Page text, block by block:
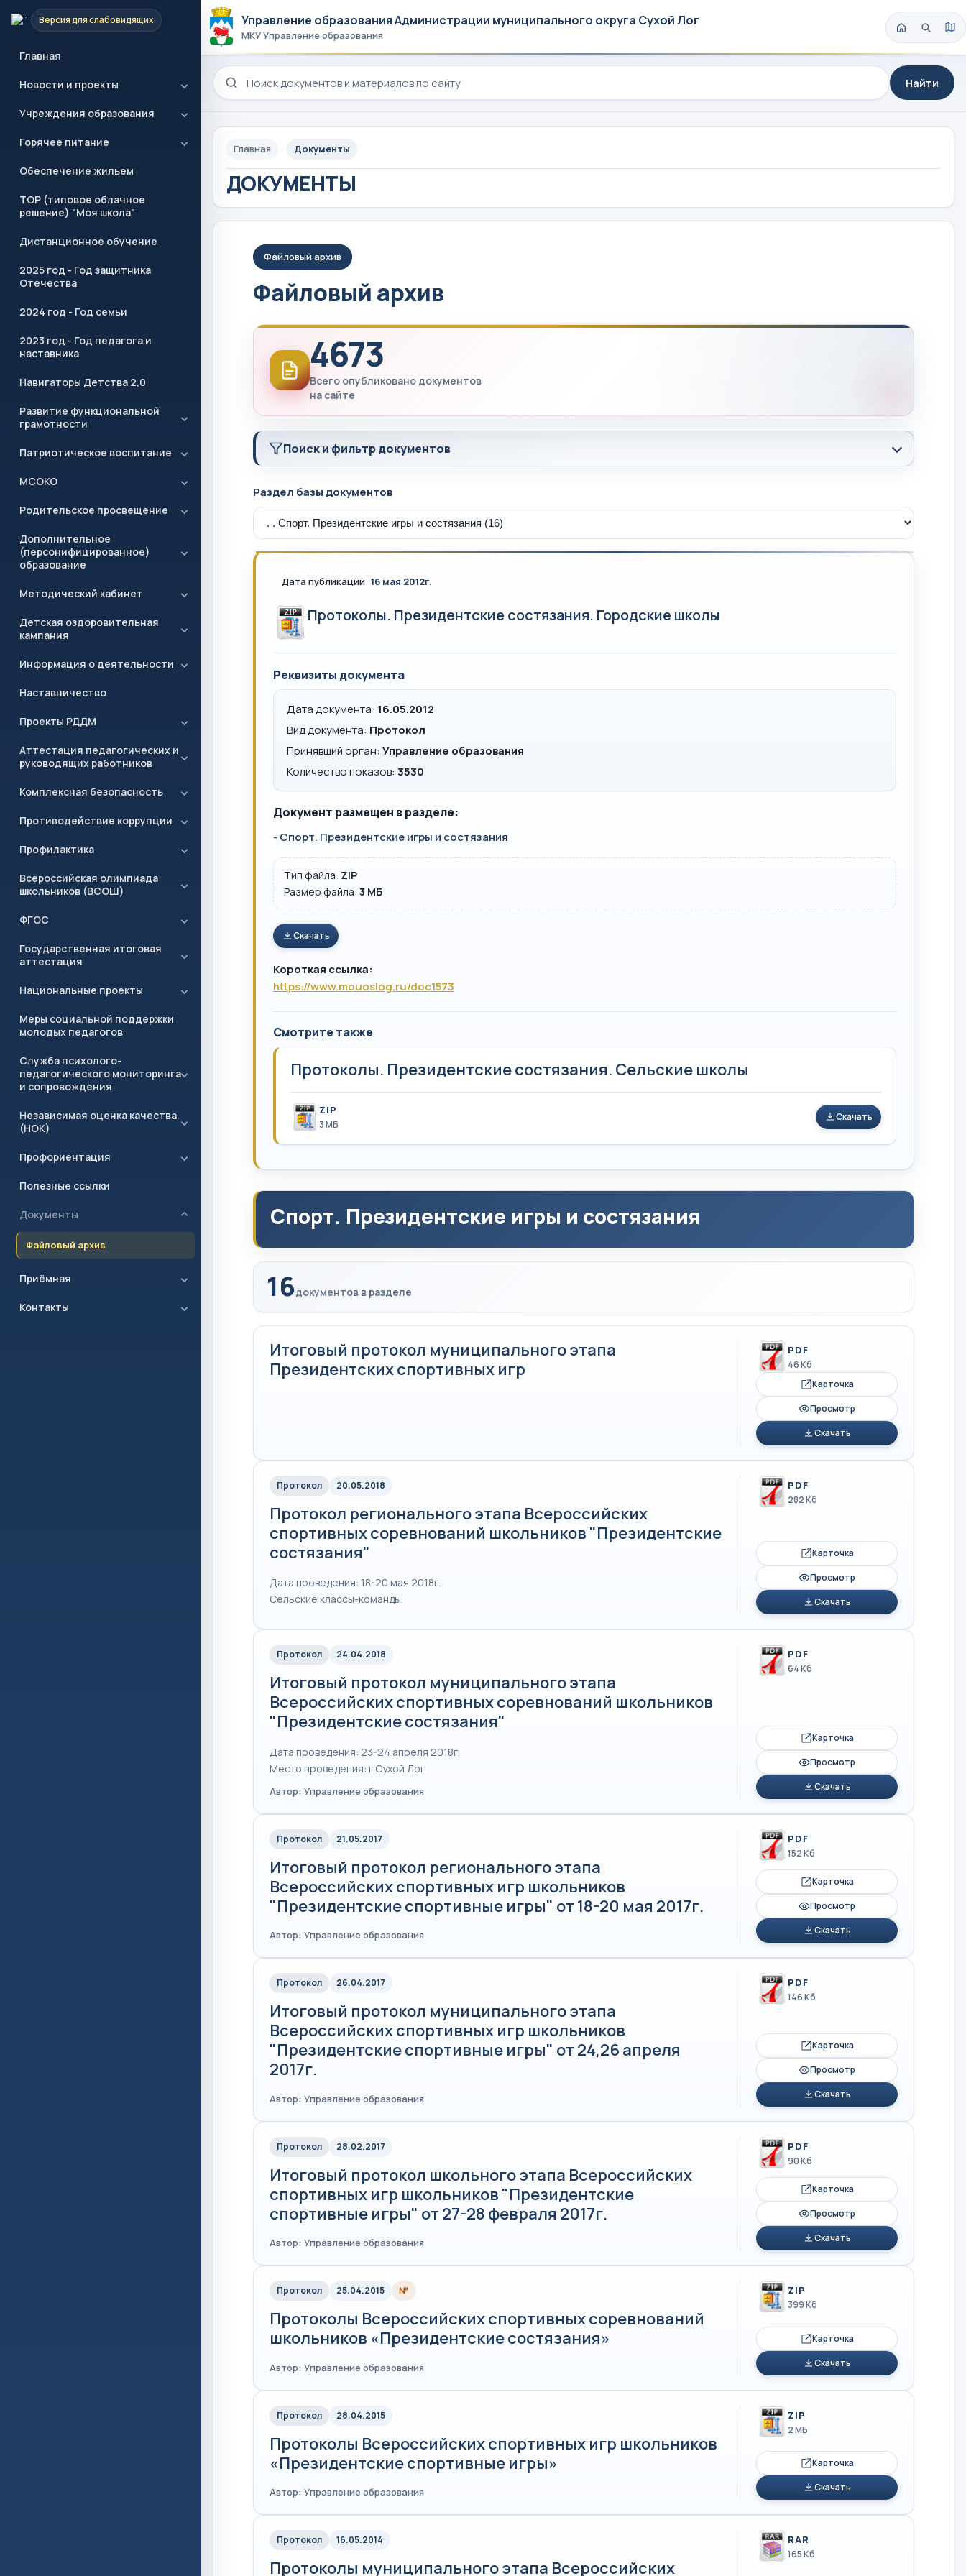
Версия для слабовидящих
Главная
Новости и проекты
Учреждения образования
Горячее питание
Обеспечение жильем
ТОР (типовое облачное
решение) "Моя школа"
Дистанционное обучение
2025 год - Год защитника
Отечества
2024 год - Год семьи
2023 год - Год педагога и
наставника
Навигаторы Детства 2,0
Развитие функциональной
грамотности
Патриотическое воспитание
МСОКО
Родительское просвещение
Дополнительное
(персонифицированное)
образование
Методический кабинет
Детская оздоровительная
кампания
Информация о деятельности
Наставничество
Проекты РДДМ
Аттестация педагогических и
руководящих работников
Комплексная безопасность
Противодействие коррупции
Профилактика
Всероссийская олимпиада
школьников (ВСОШ)
ФГОС
Государственная итоговая
аттестация
Национальные проекты
Меры социальной поддержки
молодых педагогов
Служба психолого-
педагогического мониторинга
и сопровождения
Независимая оценка качества.
(НОК)
Профориентация
Полезные ссылки
Документы
Файловый архив
Приёмная
Контакты
Управление образования Администрации муниципального округа Сухой Лог
МКУ Управление образования
Поиск по сайту
Найти
Главная Документы
ДОКУМЕНТЫ
Файловый архив
Файловый архив
4673
Всего опубликовано документов
на сайте
Поиск и фильтр документов
Раздел базы документов
Дата публикации: 16 мая 2012г.
Протоколы. Президентские состязания. Городские школы
Реквизиты документа
Дата документа: 16.05.2012
Вид документа: Протокол
Принявший орган: Управление образования
Количество показов: 3530
Документ размещен в разделе:
-Спорт. Президентские игры и состязания
Тип файла: ZIP
Размер файла: 3 MБ
Скачать
Короткая ссылка:
https://www.mouoslog.ru/doc1573
Смотрите также
Протоколы. Президентские состязания. Сельские школы
ZIP
3 MБ
Скачать
Спорт. Президентские игры и состязания
16документов в разделе
Итоговый протокол муниципального этапа
Президентских спортивных игр
PDF
46 Кб
Карточка
Просмотр
Скачать
Протокол 20.05.2018
Протокол регионального этапа Всероссийских
спортивных соревнований школьников "Президентские
состязания"
Дата проведения: 18-20 мая 2018г.
Сельские классы-команды.
PDF
282 Кб
Карточка
Просмотр
Скачать
Протокол 24.04.2018
Итоговый протокол муниципального этапа
Всероссийских спортивных соревнований школьников
"Президентские состязания"
Дата проведения: 23-24 апреля 2018г.
Место проведения: г.Сухой Лог
Автор: Управление образования
PDF
64 Кб
Карточка
Просмотр
Скачать
Протокол 21.05.2017
Итоговый протокол регионального этапа
Всероссийских спортивных игр школьников
"Президентские спортивные игры" от 18-20 мая 2017г.
Автор: Управление образования
PDF
152 Кб
Карточка
Просмотр
Скачать
Протокол 26.04.2017
Итоговый протокол муниципального этапа
Всероссийских спортивных игр школьников
"Президентские спортивные игры" от 24,26 апреля
2017г.
Автор: Управление образования
PDF
146 Кб
Карточка
Просмотр
Скачать
Протокол 28.02.2017
Итоговый протокол школьного этапа Всероссийских
спортивных игр школьников "Президентские
спортивные игры" от 27-28 февраля 2017г.
Автор: Управление образования
PDF
90 Кб
Карточка
Просмотр
Скачать
Протокол 25.04.2015 №
Протоколы Всероссийских спортивных соревнований
школьников «Президентские состязания»
Автор: Управление образования
ZIP
399 Кб
Карточка
Скачать
Протокол 28.04.2015
Протоколы Всероссийских спортивных игр школьников
«Президентские спортивные игры»
Автор: Управление образования
ZIP
2 МБ
Карточка
Скачать
Протокол 16.05.2014
Протоколы муниципального этапа Всероссийских
RAR
165 Кб